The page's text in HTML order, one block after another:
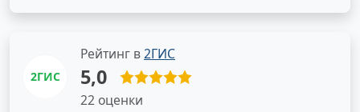
2ГИС
Рейтинг в2ГИС
5,0
22 оценки